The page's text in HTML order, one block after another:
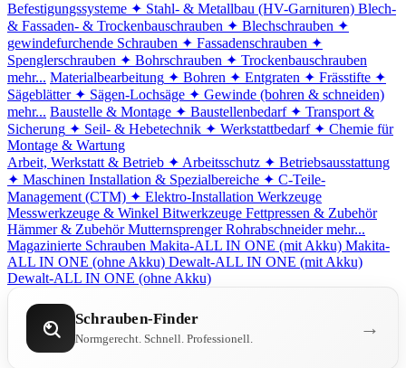
Befestigungssysteme ✦ Stahl- & Metallbau (HV-Garnituren) Blech-
& Fassaden- & Trockenbauschrauben ✦ Blechschrauben ✦
gewindefurchende Schrauben ✦ Fassadenschrauben ✦
Spenglerschrauben ✦ Bohrschrauben ✦ Trockenbauschrauben
mehr... Materialbearbeitung ✦ Bohren ✦ Entgraten ✦ Frässtifte ✦
Sägeblätter ✦ Sägen-Lochsäge ✦ Gewinde (bohren & schneiden)
mehr... Baustelle & Montage ✦ Baustellenbedarf ✦ Transport &
Sicherung ✦ Seil- & Hebetechnik ✦ Werkstattbedarf ✦ Chemie für
Montage & Wartung
Arbeit, Werkstatt & Betrieb ✦ Arbeitsschutz ✦ Betriebsausstattung
✦ Maschinen Installation & Spezialbereiche ✦ C-Teile-
Management (CTM) ✦ Elektro-Installation Werkzeuge
Messwerkzeuge & Winkel Bitwerkzeuge Fettpressen & Zubehör
Hämmer & Zubehör Mutternsprenger Rohrabschneider mehr...
Magazinierte Schrauben Makita-ALL IN ONE (mit Akku) Makita-
ALL IN ONE (ohne Akku) Dewalt-ALL IN ONE (mit Akku)
Dewalt-ALL IN ONE (ohne Akku)
Schrauben-Finder
Normgerecht. Schnell. Professionell. →